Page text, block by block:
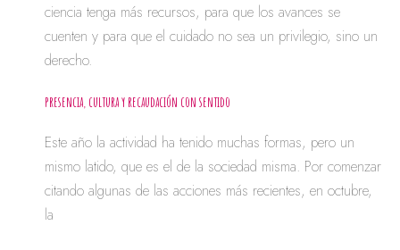
ciencia tenga más recursos, para que los avances se
cuenten y para que el cuidado no sea un privilegio, sino un
derecho.
presencia, cultura y recaudación con sentido
Este año la actividad ha tenido muchas formas, pero un
mismo latido, que es el de la sociedad misma. Por comenzar
citando algunas de las acciones más recientes, en octubre,
la